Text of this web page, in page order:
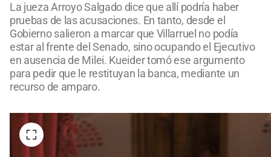
La jueza Arroyo Salgado dice que allí podría haber
pruebas de las acusaciones. En tanto, desde el
Gobierno salieron a marcar que Villarruel no podía
estar al frente del Senado, sino ocupando el Ejecutivo
en ausencia de Milei. Kueider tomó ese argumento
para pedir que le restituyan la banca, mediante un
recurso de amparo.